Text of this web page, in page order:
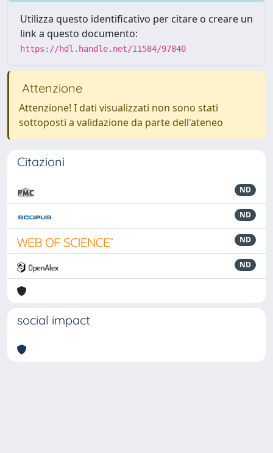
Utilizza questo identificativo per citare o creare un
link a questo documento:
https://hdl.handle.net/11584/97840
Attenzione
Attenzione! I dati visualizzati non sono stati
sottoposti a validazione da parte dell'ateneo
Citazioni
ND
ND
ND
ND
social impact